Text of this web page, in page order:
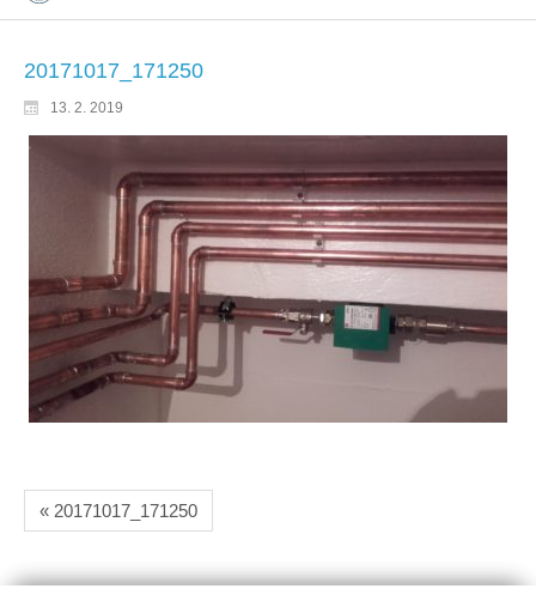
20171017_171250
13. 2. 2019
« 20171017_171250